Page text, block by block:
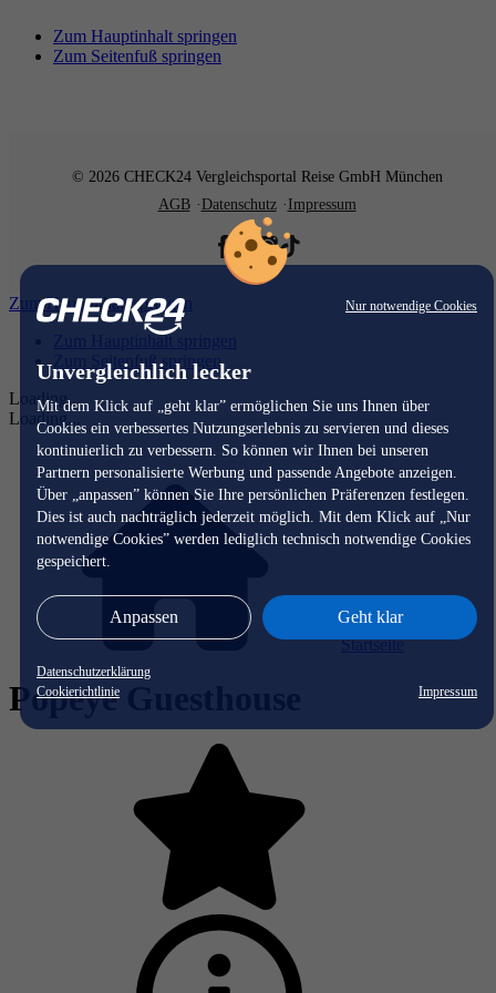
Nur notwendige Cookies
Unvergleichlich lecker
Mit dem Klick auf „geht klar” ermöglichen Sie uns Ihnen über
Cookies ein verbessertes Nutzungserlebnis zu servieren und dieses
kontinuierlich zu verbessern. So können wir Ihnen bei unseren
Partnern personalisierte Werbung und passende Angebote anzeigen.
Über „anpassen” können Sie Ihre persönlichen Präferenzen festlegen.
Dies ist auch nachträglich jederzeit möglich. Mit dem Klick auf „Nur
notwendige Cookies” werden lediglich technisch notwendige Cookies
gespeichert.
Anpassen Geht klar
Datenschutzerklärung
Cookierichtlinie
Impressum
Zum Hauptinhalt springen
Zum Seitenfuß springen
© 2026 CHECK24 Vergleichsportal Reise GmbH München
AGB
Datenschutz Impressum
Zum Hauptinhalt springen
Zum Hauptinhalt springen
Zum Seitenfuß springen
Loading...
Loading...
Startseite
Popeye Guesthouse